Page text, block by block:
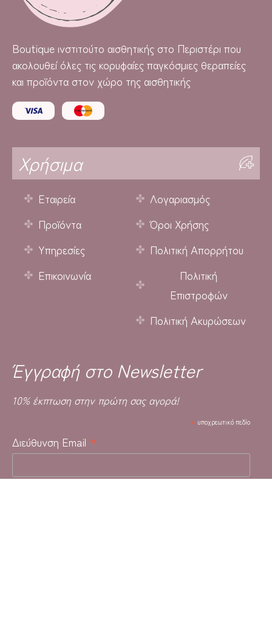
Boutique ινστιτούτο αισθητικής στο Περιστέρι που
ακολουθεί όλες τις κορυφαίες παγκόσμιες θεραπείες
και προϊόντα στον χώρο της αισθητικής
Χρήσιμα
Εταιρεία
Προϊόντα
Υπηρεσίες
Επικοινωνία
Λογαριασμός
Όροι Χρήσης
Πολιτική Απορρήτου
Πολιτική
Επιστροφών
Πολιτική Ακυρώσεων
Έγγραφή στο Newsletter
10% έκπτωση στην πρώτη σας αγορά!
* υποχρεωτικό πεδίο
Διεύθυνση Email *